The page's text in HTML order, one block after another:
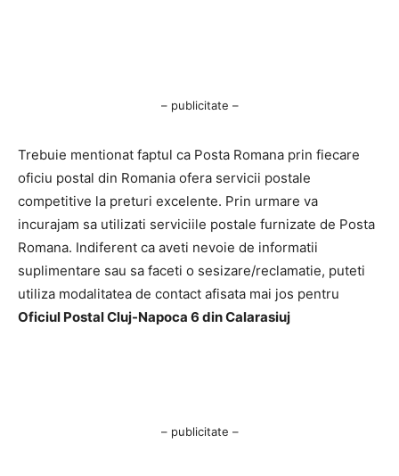
– publicitate –
Trebuie mentionat faptul ca Posta Romana prin fiecare
oficiu postal din Romania ofera servicii postale
competitive la preturi excelente. Prin urmare va
incurajam sa utilizati serviciile postale furnizate de Posta
Romana. Indiferent ca aveti nevoie de informatii
suplimentare sau sa faceti o sesizare/reclamatie, puteti
utiliza modalitatea de contact afisata mai jos pentru
Oficiul Postal Cluj-Napoca 6 din Calarasiuj
– publicitate –